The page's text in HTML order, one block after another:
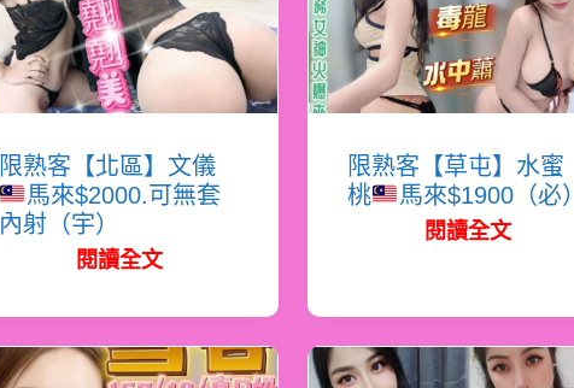
限熟客【北區】文儀
馬來$2000.可無套
內射（宇）
閱讀全文
限熟客【草屯】水蜜
桃
馬來$1900（必）
閱讀全文